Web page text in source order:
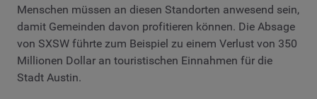
Menschen müssen an diesen Standorten anwesend sein,
damit Gemeinden davon profitieren können. Die Absage
von SXSW führte zum Beispiel zu einem Verlust von 350
Millionen Dollar an touristischen Einnahmen für die
Stadt Austin.